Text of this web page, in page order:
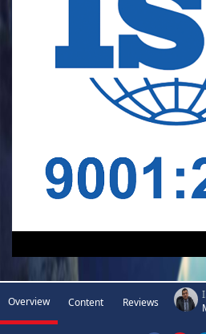
Overview Content Reviews